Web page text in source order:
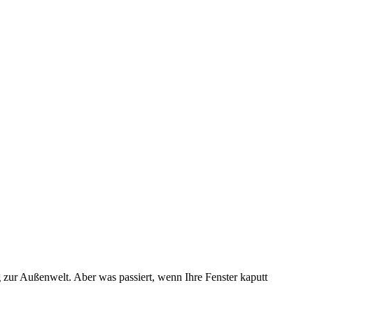
Außenwelt. Aber was passiert, wenn Ihre Fenster kaputt